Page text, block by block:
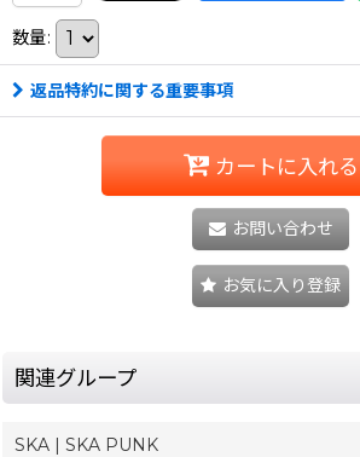
数量:
返品特約に関する重要事項
カートに入れる
お問い合わせ
お気に入り登録
関連グループ
SKA | SKA PUNK